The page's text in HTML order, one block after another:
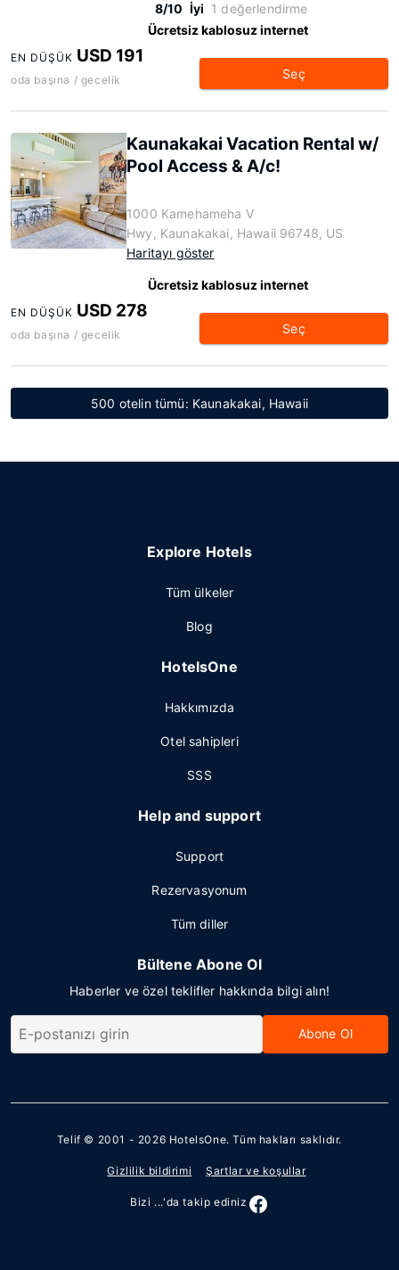
8/10 İyi 1 değerlendirme
Ücretsiz kablosuz internet
EN DÜŞÜK USD 191
oda başına / gecelik Seç
Kaunakakai Vacation Rental w/
Pool Access & A/c!
1000 Kamehameha V
Hwy, Kaunakakai, Hawaii 96748, US
Haritayı göster
Ücretsiz kablosuz internet
EN DÜŞÜK USD 278
oda başına / gecelik Seç
500 otelin tümü: Kaunakakai, Hawaii
Explore Hotels
Tüm ülkeler
Blog
HotelsOne
Hakkımızda
Otel sahipleri
SSS
Help and support
Support
Rezervasyonum
Tüm diller
Bültene Abone Ol
Haberler ve özel teklifler hakkında bilgi alın!
Abone Ol
Telif © 2001 - 2026 HotelsOne. Tüm hakları saklıdır.
Gizlilik bildirimi Şartlar ve koşullar
Bizi ...'da takip ediniz